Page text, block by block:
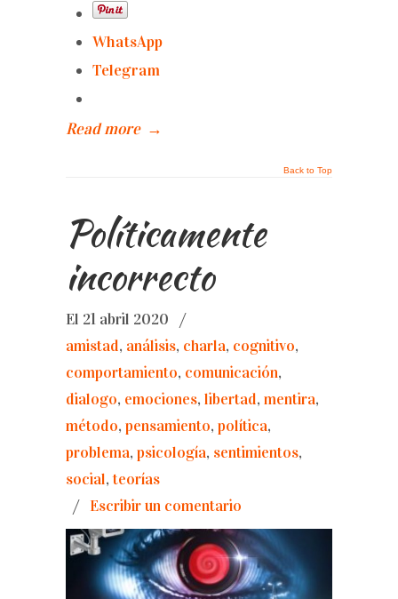
WhatsApp
Telegram
Read more →
Back to Top
Políticamente
incorrecto
El 21 abril 2020
/
amistad, análisis, charla, cognitivo,
comportamiento, comunicación,
dialogo, emociones, libertad, mentira,
método, pensamiento, política,
problema, psicología, sentimientos,
social,teorías
/ Escribir un comentario